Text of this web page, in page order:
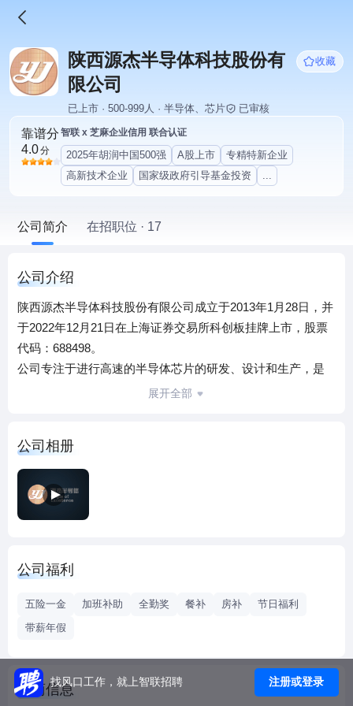
陕西源杰半导体科技股份有
限公司
收藏
已上市 · 500-999人 · 半导体、芯片 已审核
靠谱分
4.0分
智联 x 芝麻企业信用 联合认证
2025年胡润中国500强 A股上市
专精特新企业
高新技术企业
国家级政府引导基金投资 ...
公司简介 在招职位 · 17
公司介绍
陕西源杰半导体科技股份有限公司成立于2013年1月28日，并
于2022年12月21日在上海证券交易所科创板挂牌上市，股票
代码：688498。
公司专注于进行高速的半导体芯片的研发、设计和生产，是
一家从半导体晶体生长，晶圆工艺，芯片测试与封装全部开
权，从最终的使用场景来看，产品广泛应用于光纤到户、数
据中心与云计算、5G移动通信网络、通信骨干网络和工业物
联网等。经过多年的稳健发展，公司产品的技术先进性、市
场覆盖率和性能稳定性位居行业前列。
展开全部
公司相册
公司福利
五险一金 加班补助 全勤奖 餐补 房补
节日福利
带薪年假
工商信息找风口工作，就上智联招聘 注册或登录